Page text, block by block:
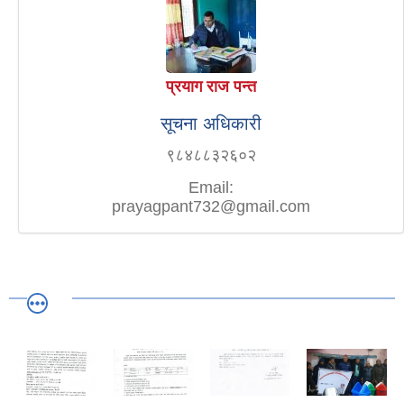
प्रयाग राज पन्त
सूचना अधिकारी
९८४८८३२६०२
Email:
prayagpant732@gmail.com